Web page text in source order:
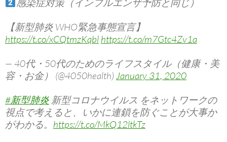
感染症対策（インフルエンザ予防と同じ）
【新型肺炎 WHO緊急事態宣言】
https://t.co/xCQtmzKqbl https://t.co/m7Gtc4Zv1a
— 40代・50代のためのライフスタイル（健康・美
容・お金） (@4050health) January 31, 2020
#新型肺炎 新型コロナウイルス をネットワークの
視点で考えると、いかに連鎖を防ぐことが大事か
がわかる。 https://t.co/MkQ12ltkTz